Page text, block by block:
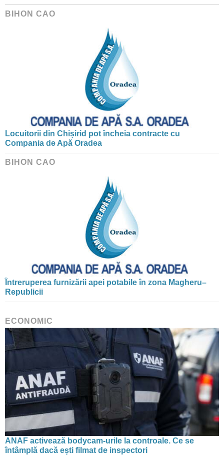
BIHON CAO
Locuitorii din Chișirid pot încheia contracte cu
Compania de Apă Oradea
BIHON CAO
Întreruperea furnizării apei potabile în zona Magheru–
Republicii
ECONOMIC
ANAF activează bodycam-urile la controale. Ce se
întâmplă dacă ești filmat de inspectori